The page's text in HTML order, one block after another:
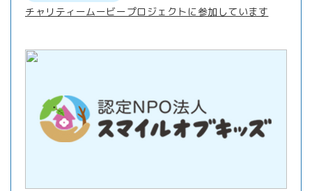
チャリティームービープロジェクトに参加しています